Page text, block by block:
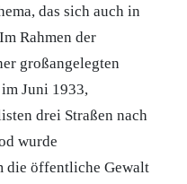
das sich auch in
Rahmen der
großangelegten
Juni 1933,
drei Straßen nach
wurde
die öffentliche Gewalt